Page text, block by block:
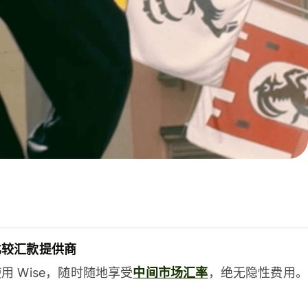
汇款提供商
Wise，随时随地享受中间市场汇率，绝无隐性费用。